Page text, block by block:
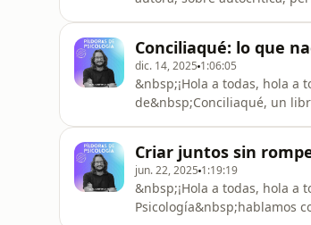
putadas de la vida”,
sociales y comparación, de
Conciliaqué: lo que
dic. 14, 2025 1:06:05
&nbsp;¡Hola a todas, hola a
de&nbsp;Conciliaqué, un
conversaciones incómodas
Criar juntos sin
jun. 22, 2025 1:19:19
&nbsp;¡Hola a todas, hola a
Psicología&nbsp;hablamos